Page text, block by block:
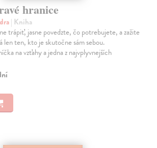
hranice
| Kniha
trápiť, jasne povedzte, čo potrebujete, a zažite
len ten, kto je skutočne sám sebou.
na vzťahy a jedna z najvplyvnejších